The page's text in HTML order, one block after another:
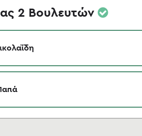
2 Βουλευτών